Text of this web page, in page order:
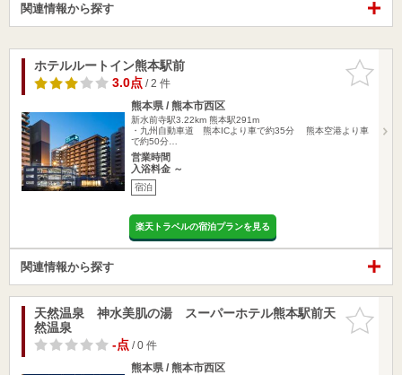
関連情報から探す
お気に入
りに追加
ホテルルートイン熊本駅前
3.0点/ 2 件
熊本県 / 熊本市西区
新水前寺駅3.22km 熊本駅291m
・九州自動車道 熊本ICより車で約35分 熊本空港より車
で約50分…
営業時間
入浴料金 ～
宿泊
楽天トラベルの宿泊プランを見る
関連情報から探す
お気に入
りに追加
天然温泉 神水美肌の湯 スーパーホテル熊本駅前天
然温泉
-点/ 0 件
熊本県 / 熊本市西区